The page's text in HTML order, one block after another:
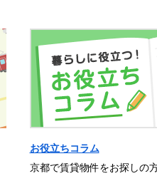
お役立ちコラム
京都で賃貸物件をお探しの